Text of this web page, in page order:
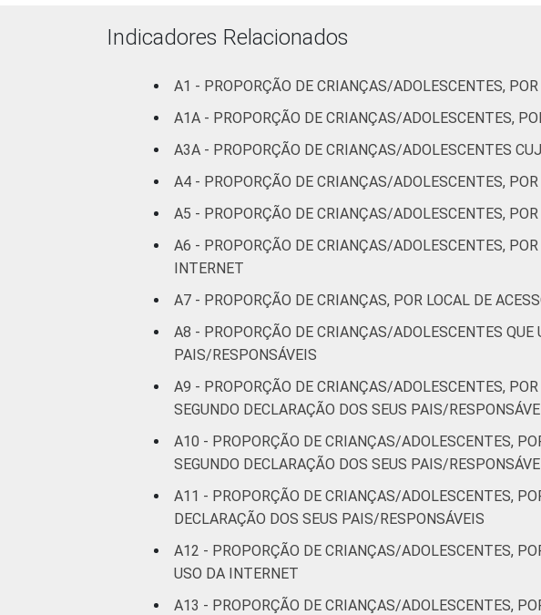
De 15 a 17
55
RENDA FAMILIAR Até 1 SM 40
SM até 2 SM
56
Mais de 2
47
SM
C 42
DE 40
¹Base: 931 usuários de Internet de 9 a 17 anos cujos pais/
Indicadores Relacionados
A1 - PROPORÇÃO DE CRIANÇAS/ADOLESCENTES,
A1A - PROPORÇÃO DE CRIANÇAS/ADOLESCENTES,
A3A - PROPORÇÃO DE CRIANÇAS/ADOLESCENTES
A4 - PROPORÇÃO DE CRIANÇAS/ADOLESCENTES,
A5 - PROPORÇÃO DE CRIANÇAS/ADOLESCENTES,
A6 - PROPORÇÃO DE CRIANÇAS/ADOLESCENTES,
INTERNET
A7 - PROPORÇÃO DE CRIANÇAS, POR LOCAL DE
A8 - PROPORÇÃO DE CRIANÇAS/ADOLESCENTES
PAIS/RESPONSÁVEIS
A9 - PROPORÇÃO DE CRIANÇAS/ADOLESCENTES,
SEGUNDO DECLARAÇÃO DOS SEUS PAIS/
A10 - PROPORÇÃO DE CRIANÇAS/ADOLESCENTES,
SEGUNDO DECLARAÇÃO DOS SEUS PAIS/
A11 - PROPORÇÃO DE CRIANÇAS/ADOLESCENTES,
DECLARAÇÃO DOS SEUS PAIS/RESPONSÁVEIS
A12 - PROPORÇÃO DE CRIANÇAS/ADOLESCENTES,
USO DA INTERNET
A13 - PROPORÇÃO DE CRIANÇAS/ADOLESCENTES,